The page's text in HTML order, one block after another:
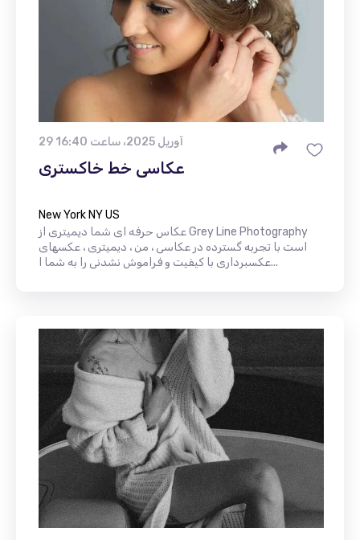
29 آوریل 2025، ساعت 16:40
عکاسی خط خاکستری
New York NY US
عکاس حرفه ای شما دیمیتری از Grey Line Photography
است با تجربه گسترده در عکاسی ، من ، دیمیتری ، عکسهای
عکسبرداری با کیفیت و فراموش نشدنی را به شما ا...